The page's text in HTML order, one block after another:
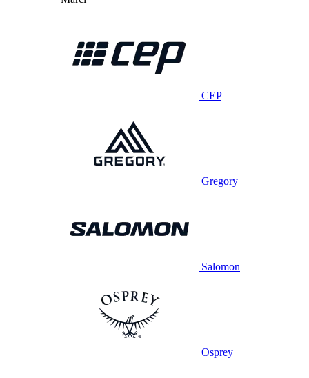
CEP
Gregory
Salomon
Osprey